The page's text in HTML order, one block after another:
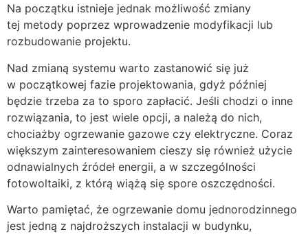
Na początku istnieje jednak możliwość zmiany
tej metody poprzez wprowadzenie modyfikacji lub
rozbudowanie projektu.
Nad zmianą systemu warto zastanowić się już
w początkowej fazie projektowania, gdyż później
będzie trzeba za to sporo zapłacić. Jeśli chodzi o inne
rozwiązania, to jest wiele opcji, a należą do nich,
chociażby ogrzewanie gazowe czy elektryczne. Coraz
większym zainteresowaniem cieszy się również użycie
odnawialnych źródeł energii, a w szczególności
fotowoltaiki, z którą wiążą się spore oszczędności.
Warto pamiętać, że ogrzewanie domu jednorodzinnego
jest jedną z najdroższych instalacji w budynku,